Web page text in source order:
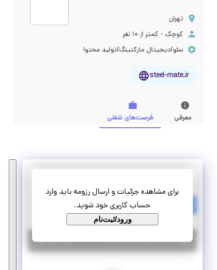
تهران
کوچک - کمتر از ۱۰ نفر
سئو/دیجیتال مارکتینگ/تولید محتوا
steel-mate.ir
معرفی فرصت‌های شغلی
برای مشاهده جزئیات و ارسال رزومه باید وارد
حساب کاربری خود شوید.
ورود/ثبت‌نام
تمام وقت استخدام
تهران |۶ سال پیش | منقضی شده جزئیات بیشتر